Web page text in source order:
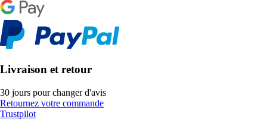
Livraison et retour
30 jours pour changer d'avis
Retournez votre commande
Trustpilot